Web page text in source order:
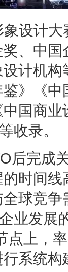
设计
、中
计机
》《
中国商
收录。
后完成
时间
球竞
业发展
点上，
系统构